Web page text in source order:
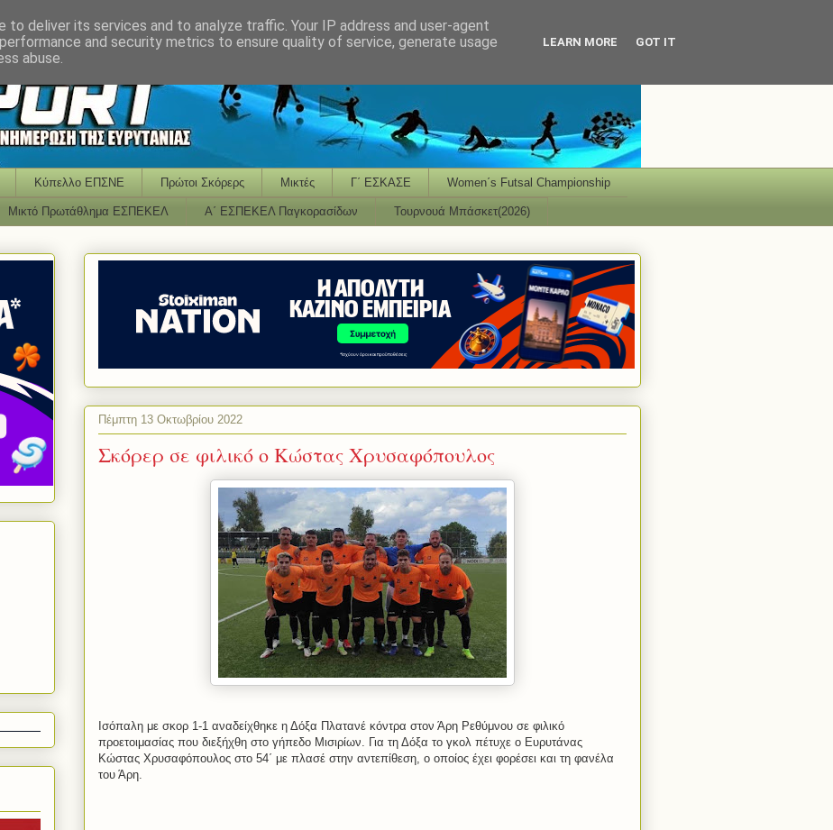
Κύπελλο ΕΠΣΝΕ Πρώτοι Σκόρερς Μικτές Γ΄ ΕΣΚΑΣΕ Women΄s Futsal Championship
Μικτό Πρωτάθλημα ΕΣΠΕΚΕΛ Α΄ ΕΣΠΕΚΕΛ Παγκορασίδων Τουρνουά Μπάσκετ(2026)
Πέμπτη 13 Οκτωβρίου 2022
Σκόρερ σε φιλικό ο Κώστας Χρυσαφόπουλος
Ισόπαλη με σκορ 1-1 αναδείχθηκε η Δόξα Πλατανέ κόντρα στον Άρη Ρεθύμνου σε φιλικό
προετοιμασίας που διεξήχθη στο γήπεδο Μισιρίων. Για τη Δόξα το γκολ πέτυχε ο Ευρυτάνας
Κώστας Χρυσαφόπουλος στο 54΄ με πλασέ στην αντεπίθεση, ο οποίος έχει φορέσει και τη φανέλα
του Άρη.
to deliver its services and to analyze traffic. Your IP address and user-agent
and security metrics to ensure quality of service, generate usage
abuse.
LEARN MORE GOT IT